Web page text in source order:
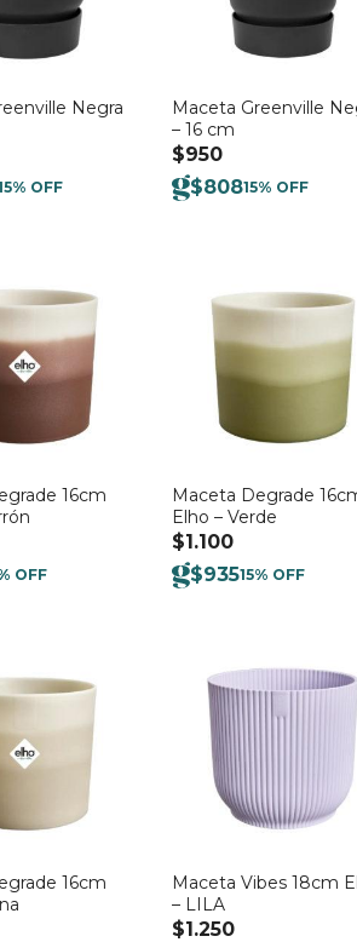
Negra
OFF
Maceta Greenville
– 16 cm
$950
$80815% OFF
16cm
OFF
Maceta Degrade
Elho – Verde
$1.100
$93515% OFF
16cm
Maceta Vibes 18cm
– LILA
$1.250